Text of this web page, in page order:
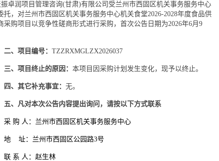
卓润项目管理咨询(甘肃)有限公司 受兰州市西固区机关事务服务中心
托，对兰州市西固区机关事务服务中心机关食堂2026-2028年度食品供
采购项目 以竞争性磋商形式进行采购，首次公告日期为2026年6月 9
二、项目编号： TZZRXMGLZX2026037
三、项目终止的原因： 本项目因采购计划发生变化，现予以终止。
四、其它补充事宜： 无。
五、凡对本次公告内容提出询问，请按以下方式联系
采 购 人：兰州市西固区机关事务服务中心
地 址：兰州市西固区公园路3号
联 系 人：赵生林